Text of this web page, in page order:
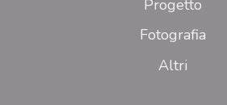
Progetto
Fotografia
Altri